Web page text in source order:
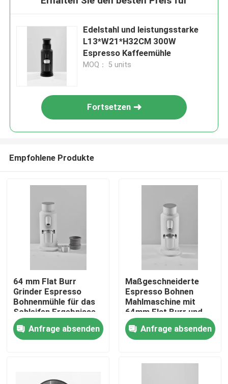
Haus
VR Show
Edelstahl und leistungsstarke
L13*W21*H32CM 300W
Espresso Kaffeemühle
MOQ： 5 units
Fortsetzen
Empfohlene Produkte
64 mm Flat Burr
Grinder Espresso
Bohnenmühle für das
Schleifen Ergebnisse
Anfrage absenden
Maßgeschneiderte
Espresso Bohnen
Mahlmaschine mit
64mm Flat Burr und
120g Kapazität
Anfrage absenden